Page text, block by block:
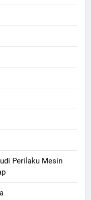
Perilaku Mesin